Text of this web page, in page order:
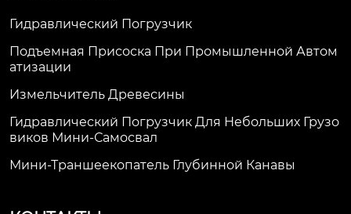
Гидравлический Погрузчик
Подъемная Присоска При Промышленной Автом
Атизации
Измельчитель Древесины
Гидравлический Погрузчик Для Небольших Грузо
Виков Мини-Самосвал
Мини-Траншеекопатель Глубинной Канавы